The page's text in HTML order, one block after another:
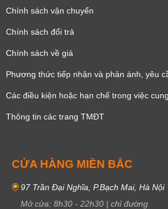
Chính sách vận chuyển
Chính sách đổi trả
Chính sách về giá
Phương thức tiếp nhận và phản ánh, yêu
Các điều kiện hoặc hạn chế trong việc
Thông tin các trang TMĐT
CỬA HÀNG MIỀN BẮC
97 Trần Đại Nghĩa, P.Bạch Mai, Hà Nội
Mở cửa: 8h30 - 22h30 | chỉ đường